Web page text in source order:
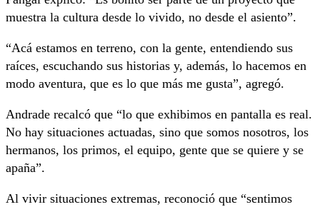
muestra la cultura desde lo vivido, no desde el asiento”.
“Acá estamos en terreno, con la gente, entendiendo sus
raíces, escuchando sus historias y, además, lo hacemos en
modo aventura, que es lo que más me gusta”, agregó.
Andrade recalcó que “lo que exhibimos en pantalla es real.
No hay situaciones actuadas, sino que somos nosotros, los
hermanos, los primos, el equipo, gente que se quiere y se
apaña”.
Al vivir situaciones extremas, reconoció que “sentimos